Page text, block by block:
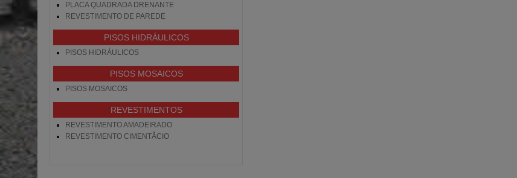
PLACA QUADRADA DRENANTE
REVESTIMENTO DE PAREDE
PISOS HIDRÁULICOS
PISOS HIDRÁULICOS
PISOS MOSAICOS
PISOS MOSAICOS
REVESTIMENTOS
REVESTIMENTO AMADEIRADO
REVESTIMENTO CIMENTÃ­CIO